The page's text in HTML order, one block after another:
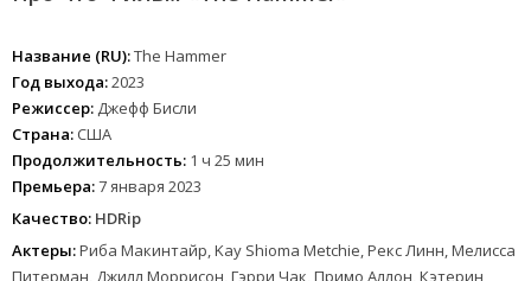
Название (RU):The Hammer
Год выхода:2023
Режиссер: Джефф Бисли
Страна: США
Продолжительность: 1 ч 25 мин
Премьера:7 января 2023
Качество: HDRip
Актеры:Риба Макинтайр, Kay Shioma Metchie, Рекс Линн, Мелисса
Питерман, Джилл Моррисон, Гэрри Чак, Примо Аллон, Кэтерин